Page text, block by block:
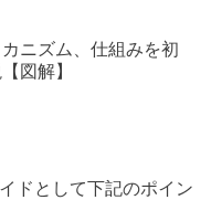
ニズム、仕組みを初
図解】
ドとして下記のポイン